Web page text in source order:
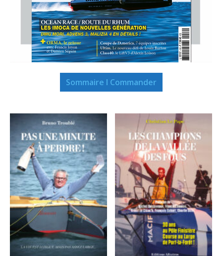
Sommaire I Commander